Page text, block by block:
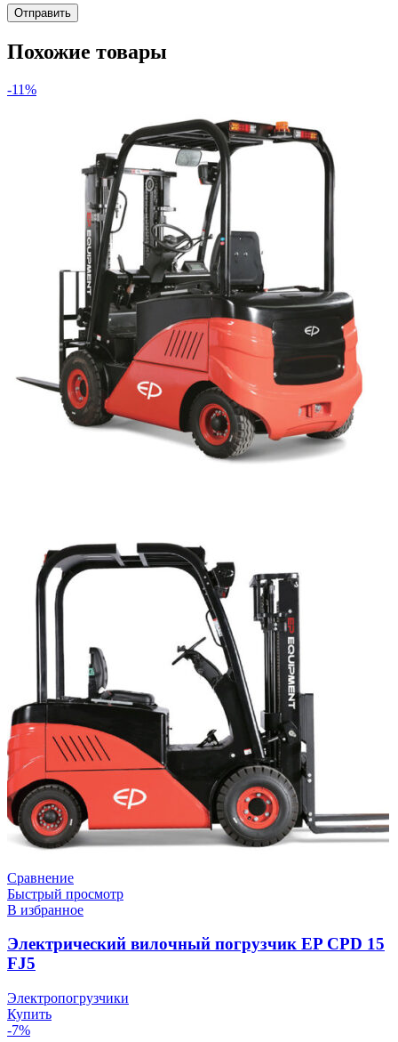
Похожие товары
-11%
Сравнение
Быстрый просмотр
В избранное
Электрический вилочный погрузчик EP CPD 15
FJ5
Электропогрузчики
Купить
-7%